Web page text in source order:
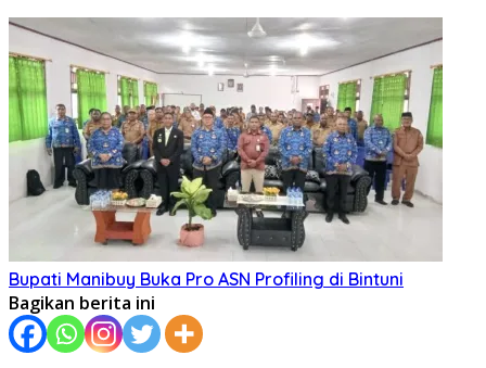
Bupati Manibuy Buka Pro ASN Profiling di Bintuni
Bagikan berita ini